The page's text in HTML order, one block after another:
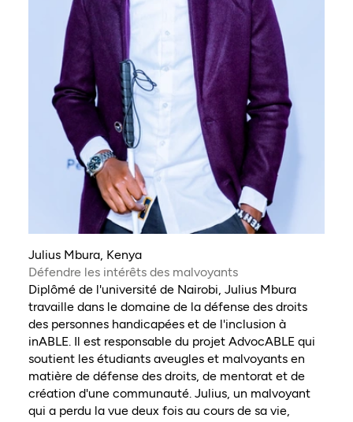
Julius Mbura, Kenya
Défendre les intérêts des malvoyants
Diplômé de l'université de Nairobi, Julius Mbura
travaille dans le domaine de la défense des droits
des personnes handicapées et de l'inclusion à
inABLE. Il est responsable du projet AdvocABLE qui
soutient les étudiants aveugles et malvoyants en
matière de défense des droits, de mentorat et de
création d'une communauté. Julius, un malvoyant
qui a perdu la vue deux fois au cours de sa vie,